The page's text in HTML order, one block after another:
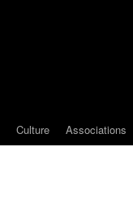
Culture Associations